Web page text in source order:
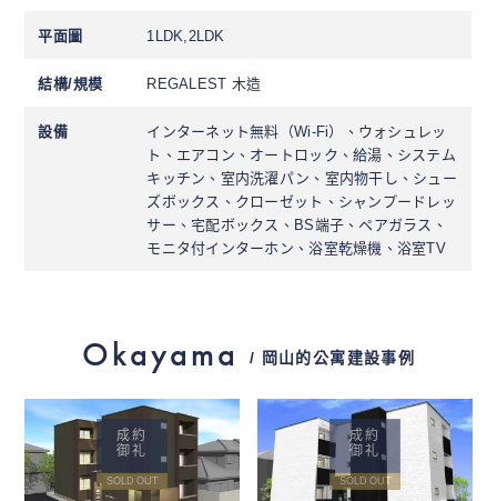
平面圖 1LDK,2LDK
結構/規模 REGALEST 木造
設備
インターネット無料（Wi-Fi）、ウォシュレッ
ト、エアコン、オートロック、給湯、システム
キッチン、室内洗濯パン、室内物干し、シュー
ズボックス、クローゼット、シャンプードレッ
サー、宅配ボックス、BS端子、ペアガラス、
モニタ付インターホン、浴室乾燥機、浴室TV
Okayama / 岡山的公寓建設事例
成約
御礼
SOLD OUT
成約
御礼
SOLD OUT